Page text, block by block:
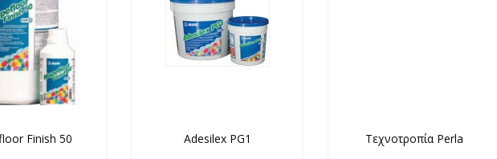
Finish 50 Adesilex PG1 Τεχνοτροπία Perla